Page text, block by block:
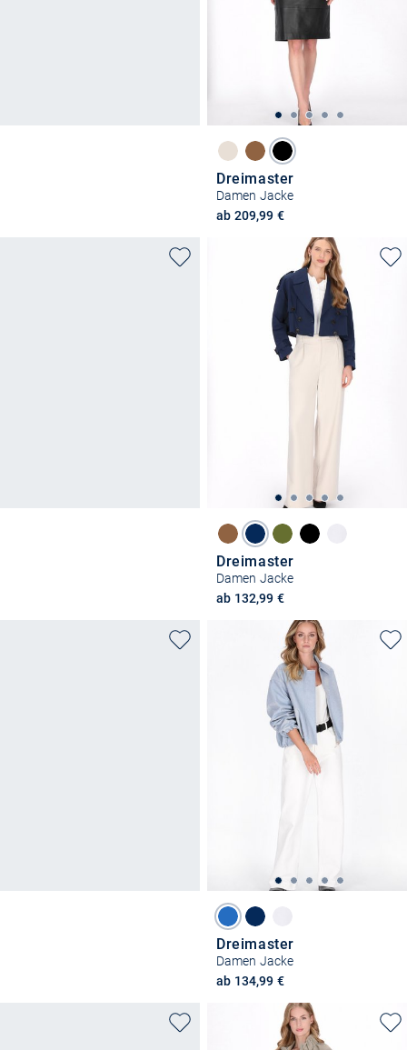
Dreimaster
Damen Jacke
ab 209,99 €
Dreimaster
Damen Jacke
ab 132,99 €
Dreimaster
Damen Jacke
ab 134,99 €